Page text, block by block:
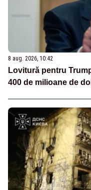
8 aug. 2026, 10:42
Lovitură pentru
400 de milioane de